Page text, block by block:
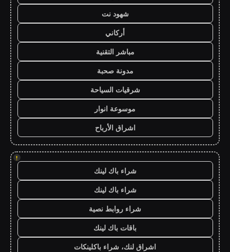
شهود نت
أركاني
مباشر التقنية
مدونة صحبة
شرقيات السياحة
موسوعة انوار
اشراق الأرباح
!
شراء باك لينك
شراء باك لينك
شراء روابط نصية
باقات باك لينك
اشراق لنك، شراء باكلينكات